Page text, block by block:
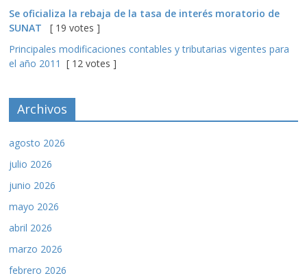
Se oficializa la rebaja de la tasa de interés moratorio de
SUNAT
[ 19 votes ]
Principales modificaciones contables y tributarias vigentes para
el año 2011 [ 12 votes ]
Archivos
agosto 2026
julio 2026
junio 2026
mayo 2026
abril 2026
marzo 2026
febrero 2026